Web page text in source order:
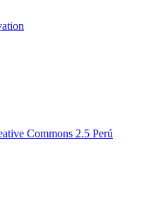
Commons 2.5 Perú